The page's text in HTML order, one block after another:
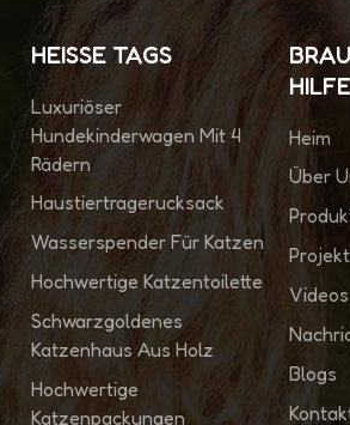
HEISSE TAGS
Luxuriöser
Hundekinderwagen Mit 4
Rädern
Haustiertragerucksack
Wasserspender Für Katzen
Hochwertige Katzentoilette
Schwarzgoldenes
Katzenhaus Aus Holz
Hochwertige
Katzenpackungen
HILFE
Heim
Über
Videos
Blogs